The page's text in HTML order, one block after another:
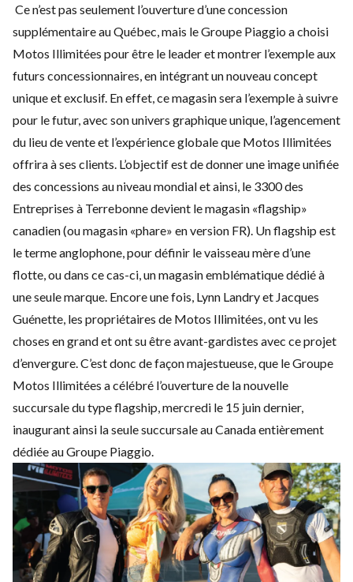
Ce n’est pas seulement l’ouverture d’une concession
supplémentaire au Québec, mais le Groupe Piaggio a choisi
Motos Illimitées pour être le leader et montrer l’exemple aux
futurs concessionnaires, en intégrant un nouveau concept
unique et exclusif. En effet, ce magasin sera l’exemple à suivre
pour le futur, avec son univers graphique unique, l’agencement
du lieu de vente et l’expérience globale que Motos Illimitées
offrira à ses clients. L’objectif est de donner une image unifiée
des concessions au niveau mondial et ainsi, le 3300 des
Entreprises à Terrebonne devient le magasin «flagship»
canadien (ou magasin «phare» en version FR). Un flagship est
le terme anglophone, pour définir le vaisseau mère d’une
flotte, ou dans ce cas-ci, un magasin emblématique dédié à
une seule marque. Encore une fois, Lynn Landry et Jacques
Guénette, les propriétaires de Motos Illimitées, ont vu les
choses en grand et ont su être avant-gardistes avec ce projet
d’envergure. C’est donc de façon majestueuse, que le Groupe
Motos Illimitées a célébré l’ouverture de la nouvelle
succursale du type flagship, mercredi le 15 juin dernier,
inaugurant ainsi la seule succursale au Canada entièrement
dédiée au Groupe Piaggio.